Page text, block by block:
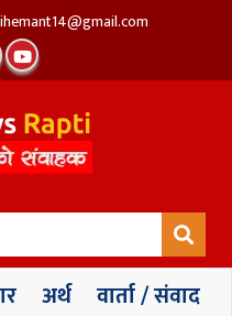
अर्थ वार्ता / संवाद